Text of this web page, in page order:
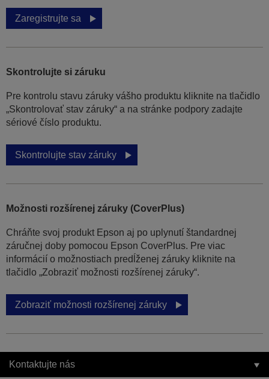
Zaregistrujte sa
Skontrolujte si záruku
Pre kontrolu stavu záruky vášho produktu kliknite na tlačidlo
„Skontrolovať stav záruky“ a na stránke podpory zadajte
sériové číslo produktu.
Skontrolujte stav záruky
Možnosti rozšírenej záruky (CoverPlus)
Chráňte svoj produkt Epson aj po uplynutí štandardnej
záručnej doby pomocou Epson CoverPlus. Pre viac
informácií o možnostiach predĺženej záruky kliknite na
tlačidlo „Zobraziť možnosti rozšírenej záruky“.
Zobraziť možnosti rozšírenej záruky
Kontaktujte nás